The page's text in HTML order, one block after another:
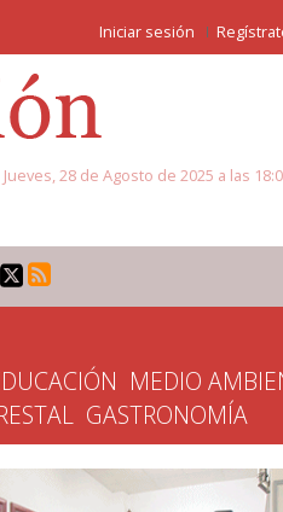
Iniciar sesión
28 de Agosto de 2025 a las
MEDIO
GASTRONOMÍA